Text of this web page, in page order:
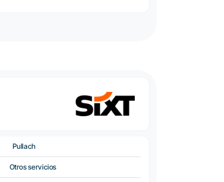
Pullach
Otros servicios